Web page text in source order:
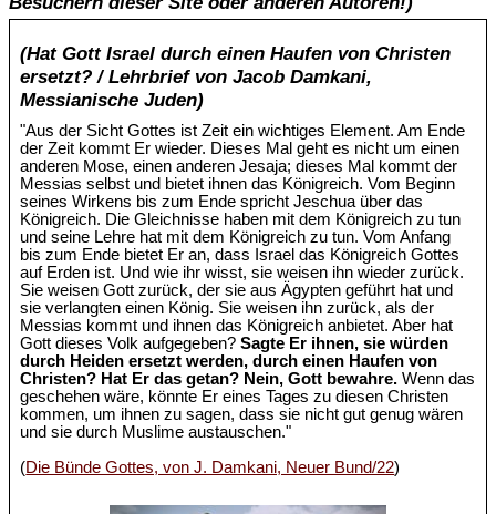
(Hat Gott Israel durch einen Haufen von Christen
ersetzt? / Lehrbrief von Jacob Damkani,
Messianische Juden)
"Aus der Sicht Gottes ist Zeit ein wichtiges Element. Am Ende
der Zeit kommt Er wieder. Dieses Mal geht es nicht um einen
anderen Mose, einen anderen Jesaja; dieses Mal kommt der
Messias selbst und bietet ihnen das Königreich. Vom Beginn
seines Wirkens bis zum Ende spricht Jeschua über das
Königreich. Die Gleichnisse haben mit dem Königreich zu tun
und seine Lehre hat mit dem Königreich zu tun. Vom Anfang
bis zum Ende bietet Er an, dass Israel das Königreich Gottes
auf Erden ist. Und wie ihr wisst, sie weisen ihn wieder zurück.
Sie weisen Gott zurück, der sie aus Ägypten geführt hat und
sie verlangten einen König. Sie weisen ihn zurück, als der
Messias kommt und ihnen das Königreich anbietet. Aber hat
Gott dieses Volk aufgegeben?Sagte Er ihnen, sie würden
durch Heiden ersetzt werden, durch einen Haufen von
Christen? Hat Er das getan? Nein, Gott bewahre. Wenn das
geschehen wäre, könnte Er eines Tages zu diesen Christen
kommen, um ihnen zu sagen, dass sie nicht gut genug wären
und sie durch Muslime austauschen."
(Die Bünde Gottes, von J. Damkani, Neuer Bund/22)